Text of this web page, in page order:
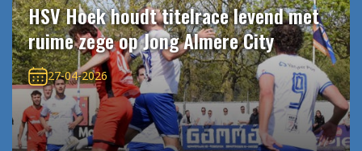
HSV Hoek houdt titelrace levend met
ruime zege op Jong Almere City
27-04-2026